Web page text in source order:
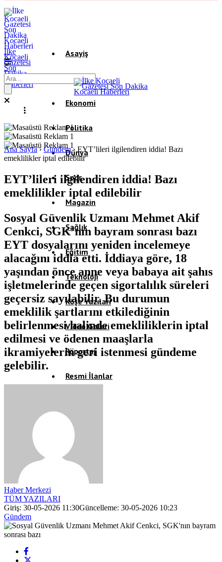
İlke
Kocaeli
Gazetesi
Son
Dakika
Kocaeli
Haberleri
Asayiş
Gündem
Ekonomi
Politika
Dünya
Spor
Magazin
Sağlık
Eğitim
Teknoloji
Köşe Yazıları
Video Galeri
Röportaj
Resmi İlanlar
Ana Sayfa› Gündem› EYT’lileri ilgilendiren iddia! Bazı
emeklilikler iptal edilebilir
EYT’lileri ilgilendiren iddia! Bazı
emeklilikler iptal edilebilir
Sosyal Güvenlik Uzmanı Mehmet Akif
Cenkci, SGK’nın bayram sonrası bazı
EYT dosyalarını yeniden incelemeye
alacağını iddia etti. İddiaya göre, 18
yaşından önce anne veya babaya ait şahıs
işletmelerinde geçen sigortalılık süreleri
geçersiz sayılabilir. Bu durumun
emeklilik şartlarını etkilediğinin
belirlenmesi halinde emekliliklerin iptal
edilmesi ve ödenen maaşlarla
ikramiyelerin geri istenmesi gündeme
gelebilir.
Haber Merkezi
TÜM YAZILARI
Giriş: 30-05-2026 11:30Güncelleme: 30-05-2026 10:23
Gündem